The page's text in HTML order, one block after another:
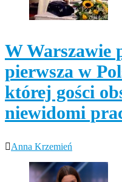
W Warszawie
pierwsza w
której gości
niewidomi
Anna Krzemień